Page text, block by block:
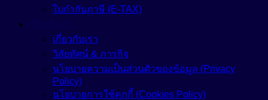
ใบกำกับภาษี (E-TAX)
เกี่ยวกับเรา
วิสัยทัศน์ & ภารกิจ
นโยบายความเป็นส่วนตัวของข้อมูล (Privacy
Policy)
นโยบายการใช้คุกกี้ (Cookies Policy)